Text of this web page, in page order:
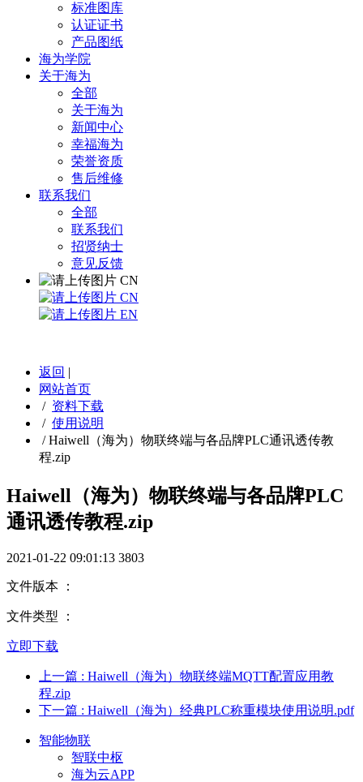
标准图库
认证证书
产品图纸
海为学院
关于海为
全部
关于海为
新闻中心
幸福海为
荣誉资质
售后维修
联系我们
全部
联系我们
招贤纳士
意见反馈
CN
CN
EN
返回 |
网站首页
/ 资料下载
/ 使用说明
/Haiwell（海为）物联终端与各品牌PLC通讯透传教
程.zip
Haiwell（海为）物联终端与各品牌PLC
通讯透传教程.zip
2021-01-22 09:01:13 3803
文件版本 ：
文件类型 ：
立即下载
上一篇 : Haiwell（海为）物联终端MQTT配置应用教
程.zip
下一篇 : Haiwell（海为）经典PLC称重模块使用说明.pdf
智能物联
智联中枢
海为云APP